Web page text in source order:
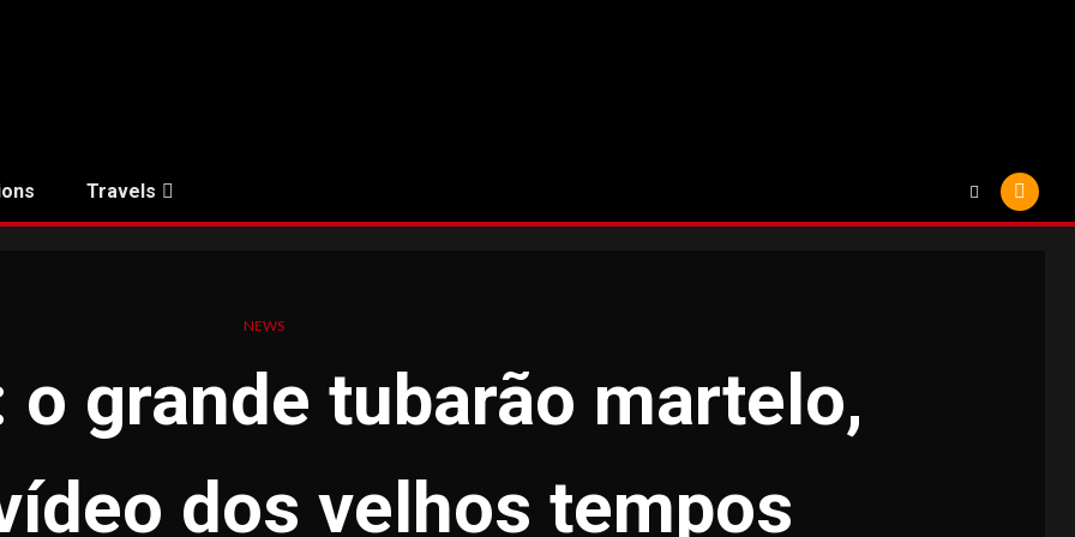
Travels
NEWS
o grande tubarão martelo,
dos velhos tempos